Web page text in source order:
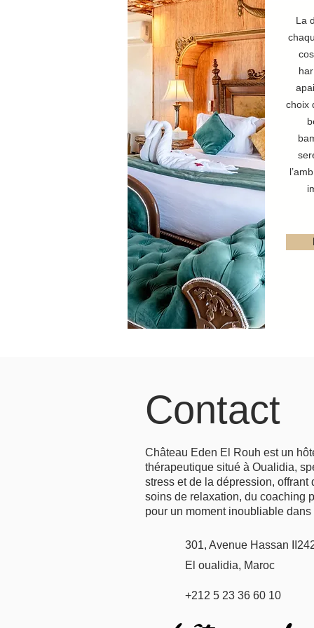
La
choix
Contact
Château Eden El Rouh est un
thérapeutique situé à Oualidia,
stress et de la dépression,
soins de relaxation, du coaching
pour un moment inoubliable
301, Avenue Hassan
El oualidia, Maroc
+212 5 23 36 60 10